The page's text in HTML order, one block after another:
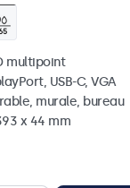
multipoint
USB-C, VGA
murale, bureau
x 44 mm